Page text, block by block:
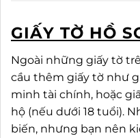
GIẤY TỜ HỒ
Ngoài những giấy tờ
cầu thêm giấy tờ như
minh tài chính, hoặc
hộ (nếu dưới 18 tuổi).
biến, nhưng bạn nên